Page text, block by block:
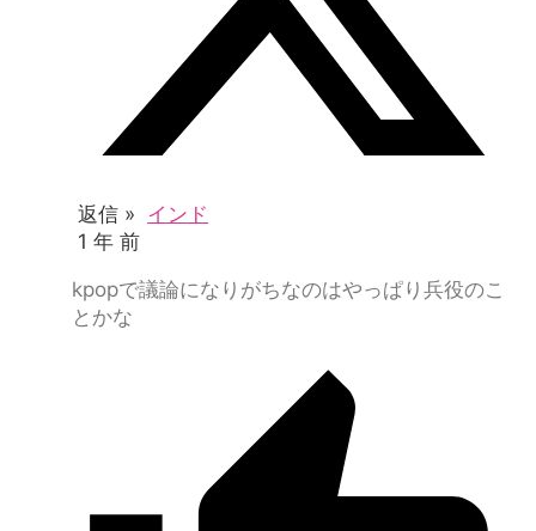
返信 » インド
1 年 前
kpopで議論になりがちなのはやっぱり兵役のこ
とかな